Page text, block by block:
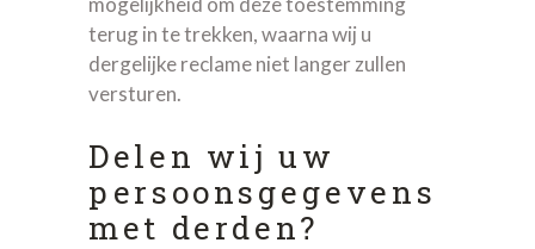
terug in te trekken, waarna wij u
dergelijke reclame niet langer zullen
versturen.
Delen wij uw
persoonsgegevens
met derden?